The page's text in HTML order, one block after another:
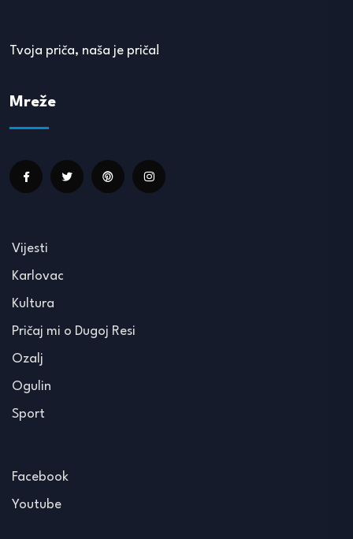
Tvoja priča, naša je priča!
Mreže
Vijesti
Karlovac
Kultura
Pričaj mi o Dugoj Resi
Ozalj
Ogulin
Sport
Facebook
Youtube